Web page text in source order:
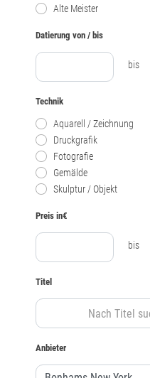
Alte Meister
Datierung von / bis
bis
Technik
Aquarell / Zeichnung
Druckgrafik
Fotografie
Gemälde
Skulptur / Objekt
Preis in€
bis
Titel
Anbieter